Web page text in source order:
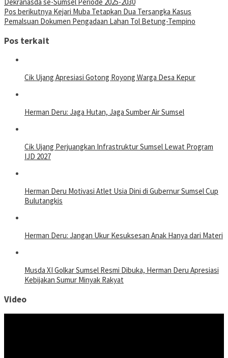
Pos berikutnya Kejari Muba Tetapkan Dua Tersangka Kasus
Pemalsuan Dokumen Pengadaan Lahan Tol Betung-Tempino
Pos terkait
Cik Ujang Apresiasi Gotong Royong Warga Desa Kepur
Herman Deru: Jaga Hutan, Jaga Sumber Air Sumsel
Cik Ujang Perjuangkan Infrastruktur Sumsel Lewat Program
IJD 2027
Herman Deru Motivasi Atlet Usia Dini di Gubernur Sumsel Cup
Bulutangkis
Herman Deru: Jangan Ukur Kesuksesan Anak Hanya dari Materi
Musda XI Golkar Sumsel Resmi Dibuka, Herman Deru Apresiasi
Kebijakan Sumur Minyak Rakyat
Video